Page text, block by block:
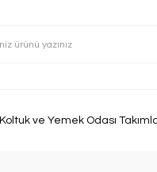
Koltuk ve Yemek Odası